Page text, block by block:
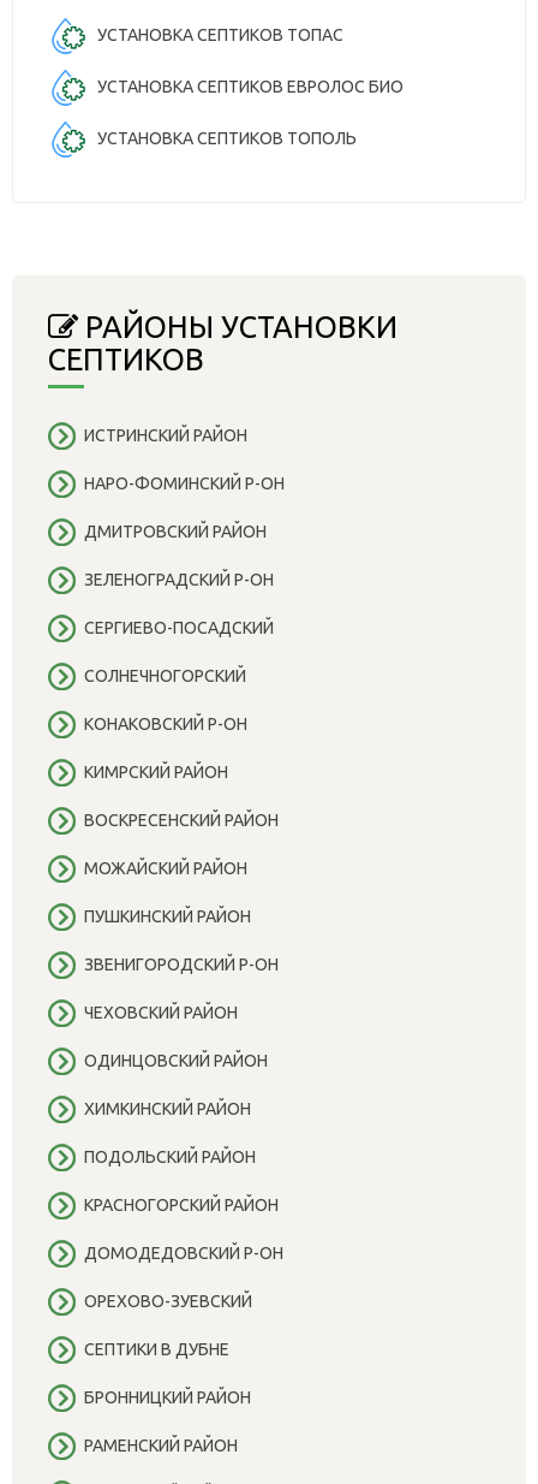
УСТАНОВКА СЕПТИКОВ ТОПАС
УСТАНОВКА СЕПТИКОВ ЕВРОЛОС БИО
УСТАНОВКА СЕПТИКОВ ТОПОЛЬ
РАЙОНЫ УСТАНОВКИ
СЕПТИКОВ
ИСТРИНСКИЙ РАЙОН
НАРО-ФОМИНСКИЙ Р-ОН
ДМИТРОВСКИЙ РАЙОН
ЗЕЛЕНОГРАДСКИЙ Р-ОН
СЕРГИЕВО-ПОСАДСКИЙ
СОЛНЕЧНОГОРСКИЙ
КОНАКОВСКИЙ Р-ОН
КИМРСКИЙ РАЙОН
ВОСКРЕСЕНСКИЙ РАЙОН
МОЖАЙСКИЙ РАЙОН
ПУШКИНСКИЙ РАЙОН
ЗВЕНИГОРОДСКИЙ Р-ОН
ЧЕХОВСКИЙ РАЙОН
ОДИНЦОВСКИЙ РАЙОН
ХИМКИНСКИЙ РАЙОН
ПОДОЛЬСКИЙ РАЙОН
КРАСНОГОРСКИЙ РАЙОН
ДОМОДЕДОВСКИЙ Р-ОН
ОРЕХОВО-ЗУЕВСКИЙ
СЕПТИКИ В ДУБНЕ
БРОННИЦКИЙ РАЙОН
РАМЕНСКИЙ РАЙОН